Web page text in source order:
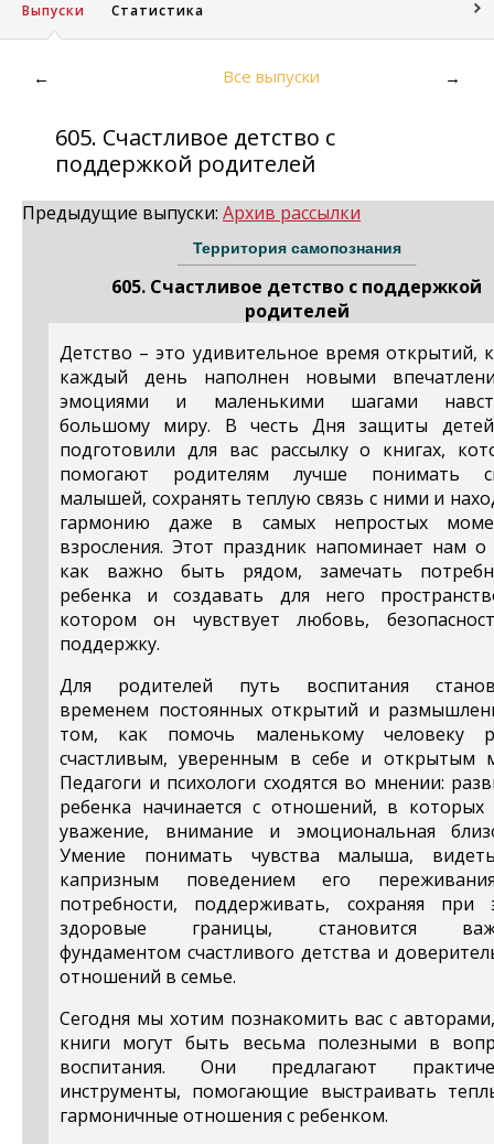
Выпуски Статистика
← Все выпуски →
605. Счастливое детство с
поддержкой родителей
Предыдущие выпуски: Архив рассылки
Территория самопознания
605. Счастливое детство с поддержкой
родителей
Детство – это удивительное время открытий,
каждый день наполнен новыми
эмоциями и маленькими шагами
большому миру. В честь Дня защиты
подготовили для вас рассылку о книгах,
помогают родителям лучше понимать
малышей, сохранять теплую связь с ними и
гармонию даже в самых непростых
взросления. Этот праздник напоминает нам
как важно быть рядом, замечать
ребенка и создавать для него
котором он чувствует любовь,
поддержку.
Для родителей путь воспитания
временем постоянных открытий и
том, как помочь маленькому человеку
счастливым, уверенным в себе и открытым
Педагоги и психологи сходятся во мнении:
ребенка начинается с отношений, в которых
уважение, внимание и эмоциональная
Умение понимать чувства малыша,
капризным поведением его
потребности, поддерживать, сохраняя при
здоровые границы, становится
фундаментом счастливого детства и
отношений в семье.
Сегодня мы хотим познакомить вас с
книги могут быть весьма полезными в
воспитания. Они предлагают
инструменты, помогающие выстраивать
гармоничные отношения с ребенком.